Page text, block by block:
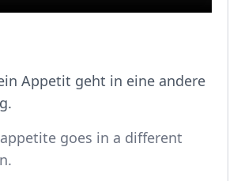
Appetit geht in eine andere
goes in a different